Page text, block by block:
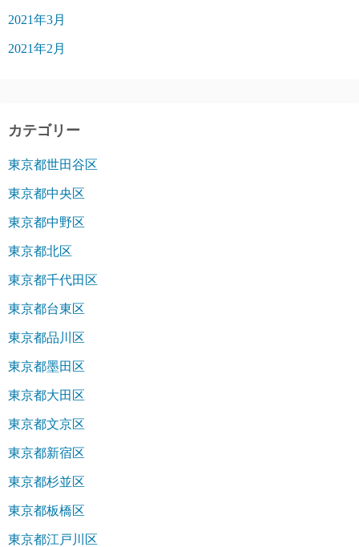
2021年3月
2021年2月
カテゴリー
東京都世田谷区
東京都中央区
東京都中野区
東京都北区
東京都千代田区
東京都台東区
東京都品川区
東京都墨田区
東京都大田区
東京都文京区
東京都新宿区
東京都杉並区
東京都板橋区
東京都江戸川区